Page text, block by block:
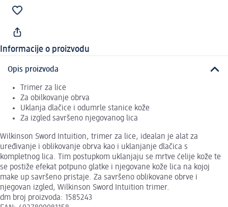
Informacije o proizvodu
Opis proizvoda
Trimer za lice
Za obilkovanje obrva
Uklanja dlačice i odumrle stanice kože
Za izgled savršeno njegovanog lica
Wilkinson Sword Intuition, trimer za lice, idealan je alat za
uređivanje i oblikovanje obrva kao i uklanjanje dlačica s
kompletnog lica. Tim postupkom uklanjaju se mrtve ćelije kože te
se postiže efekat potpuno glatke i njegovane kože lica na kojoj
make up savršeno pristaje. Za savršeno oblikovane obrve i
njegovan izgled, Wilkinson Sword Intuition trimer.
dm broj proizvoda: 1585243